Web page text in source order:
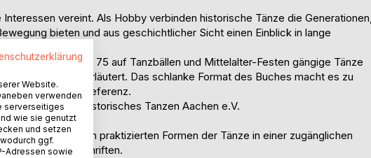
vereint. Als Hobby verbinden historische Tänze die
bieten und aus geschichtlicher Sicht einen Einblick in lange
Über 75 auf Tanzbällen und Mittelalter-Festen gängige Tänze
beschrieben und erläutert. Das schlanke Format des Buches macht es zu
zugänglichen Referenz.
dem Saltatio - Historisches Tanzen Aachen e.V.
auf den im Verein praktizierten Formen der Tänze in einer zugänglichen
Tanzschriften.
Website.
verwenden
serverseitiges
wie sie genutzt
und setzen
ggf.
Adressen sowie